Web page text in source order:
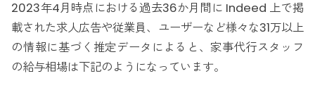
2023年4月時点における過去36か月間に Indeed 上で掲
載された求人広告や従業員、ユーザーなど様々な31万以上
の情報に基づく推定データによると、家事代行スタッフ
の給与相場は下記のようになっています。